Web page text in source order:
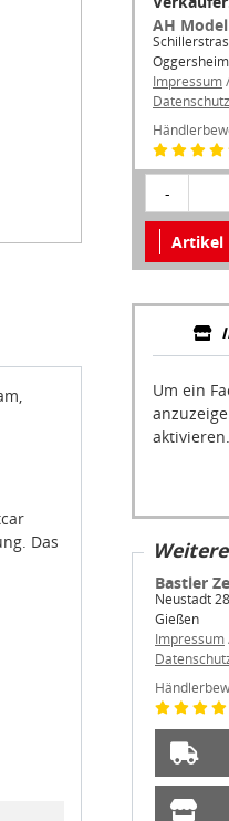
Das
AH
Oggersheim
Impressum/
Datenschutz
Artikel
Um ein
aktivieren.
Bastler
Neustadt
Gießen
Impressum
Datenschutz